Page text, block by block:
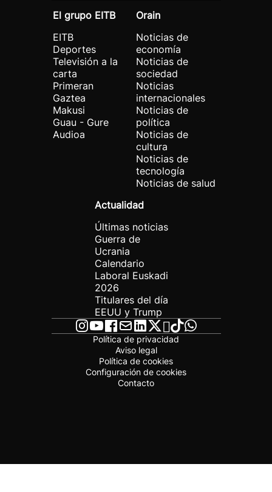
El grupo EITB
EITB
Deportes
Televisión a la
carta
Primeran
Gaztea
Makusi
Guau - Gure
Audioa
Orain
Noticias de
economía
Noticias de
sociedad
Noticias
internacionales
Noticias de
política
Noticias de
cultura
Noticias de
tecnología
Noticias de salud
Actualidad
Últimas noticias
Guerra de
Ucrania
Calendario
Laboral Euskadi
2026
Titulares del día
EEUU y Trump
Política de privacidad
Aviso legal
Política de cookies
Configuración de cookies
Contacto